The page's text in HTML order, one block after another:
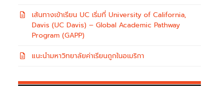
เส้นทางเข้าเรียน UC เริ่มที่ University of California,
Davis (UC Davis) – Global Academic Pathway
Program (GAPP)
แนะนำมหาวิทยาลัยค่าเรียนถูกในอเมริกา